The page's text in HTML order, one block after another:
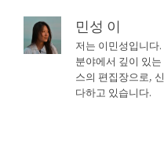
민성 이
저는 이민성입니다
분야에서 깊이 있
스의 편집장으로,
다하고 있습니다.